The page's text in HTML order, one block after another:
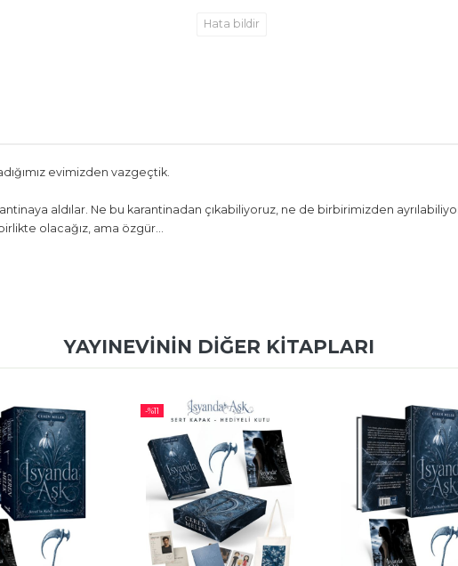
Hata bildir
evimizden vazgeçtik.
aldılar. Ne bu karantinadan çıkabiliyoruz, ne de birbirimizden
olacağız, ama özgür…
YAYINEVININ DIĞER KITAPLARI
-%11